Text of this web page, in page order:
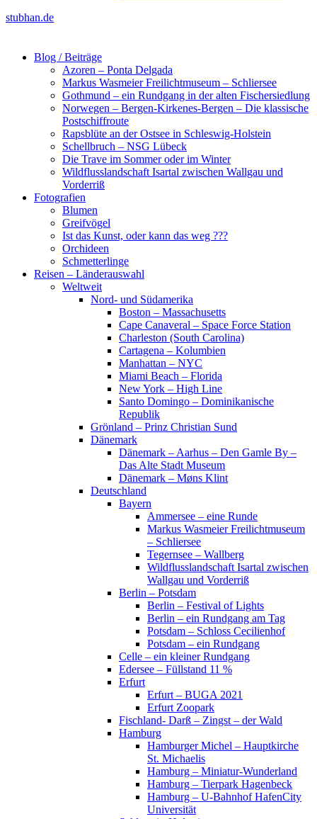
stubhan.de
Blog / Beiträge
Azoren – Ponta Delgada
Markus Wasmeier Freilichtmuseum – Schliersee
Gothmund – ein Rundgang in der alten Fischersiedlung
Norwegen – Bergen-Kirkenes-Bergen – Die klassische
Postschiffroute
Rapsblüte an der Ostsee in Schleswig-Holstein
Schellbruch – NSG Lübeck
Die Trave im Sommer oder im Winter
Wildflusslandschaft Isartal zwischen Wallgau und
Vorderriß
Fotografien
Blumen
Greifvögel
Ist das Kunst, oder kann das weg ???
Orchideen
Schmetterlinge
Reisen – Länderauswahl
Weltweit
Nord- und Südamerika
Boston – Massachusetts
Cape Canaveral – Space Force Station
Charleston (South Carolina)
Cartagena – Kolumbien
Manhattan – NYC
Miami Beach – Florida
New York – High Line
Santo Domingo – Dominikanische
Republik
Grönland – Prinz Christian Sund
Dänemark
Dänemark – Aarhus – Den Gamle By –
Das Alte Stadt Museum
Dänemark – Møns Klint
Deutschland
Bayern
Ammersee – eine Runde
Markus Wasmeier Freilichtmuseum
– Schliersee
Tegernsee – Wallberg
Wildflusslandschaft Isartal zwischen
Wallgau und Vorderriß
Berlin – Potsdam
Berlin – Festival of Lights
Berlin – ein Rundgang am Tag
Potsdam – Schloss Cecilienhof
Potsdam – ein Rundgang
Celle – ein kleiner Rundgang
Edersee – Füllstand 11 %
Erfurt
Erfurt – BUGA 2021
Erfurt Zoopark
Fischland- Darß – Zingst – der Wald
Hamburg
Hamburger Michel – Hauptkirche
St. Michaelis
Hamburg – Miniatur-Wunderland
Hamburg – Tierpark Hagenbeck
Hamburg – U-Bahnhof HafenCity
Universität